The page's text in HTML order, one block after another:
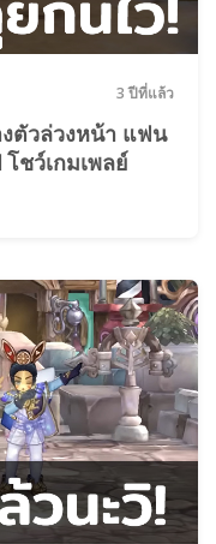
3 ปีที่แล้ว
ตัวล่วงหน้า แฟน
ชว์เกมเพลย์